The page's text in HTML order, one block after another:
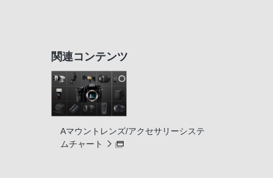
関連コンテンツ
Aマウントレンズ/アクセサリーシステ
ムチャート